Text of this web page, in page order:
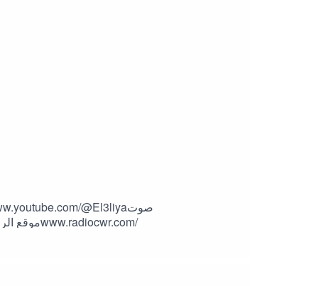
الكرازةwww.vopg.org/magazine/2007/march2007.htmlشاركhttps://www.youtube.com/@SHAREKONLINEموقع الراديوwww.radiocwr.com/